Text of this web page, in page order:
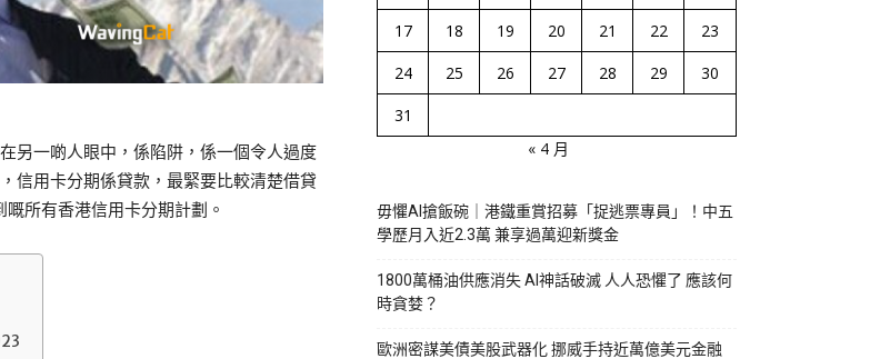
另一啲人眼中，係陷阱，係一個令人過度
信用卡分期係貸款，最緊要比較清楚借貸
所有香港信用卡分期計劃。
17
18 19 20 21 22
23
24
25 26 27 28 29
30
31
« 4 月
毋懼AI搶飯碗｜港鐵重賞招募「捉逃票專員」！中五
學歷月入近2.3萬 兼享過萬迎新獎金
1800萬桶油供應消失 AI神話破滅 人人恐懼了 應該何
時貪婪？
歐洲密謀美債美股武器化 挪威手持近萬億美元金融